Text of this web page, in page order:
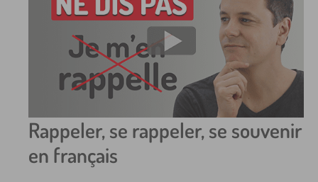
Rappeler, se rappeler, se souvenir
en français